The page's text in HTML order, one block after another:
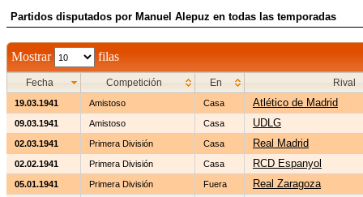
Partidos disputados por Manuel Alepuz en todas las temporadas
Mostrar filas
Fecha Competición En Rival
19.03.1941 Amistoso Casa Atlético de Madrid
09.03.1941 Amistoso Casa UDLG
02.03.1941 Primera División Casa Real Madrid
02.02.1941 Primera División Casa RCD Espanyol
05.01.1941 Primera División Fuera Real Zaragoza